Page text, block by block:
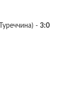
- 3:0